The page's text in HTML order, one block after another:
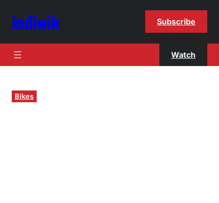
indiwik Subscribe
Watch
Bikes